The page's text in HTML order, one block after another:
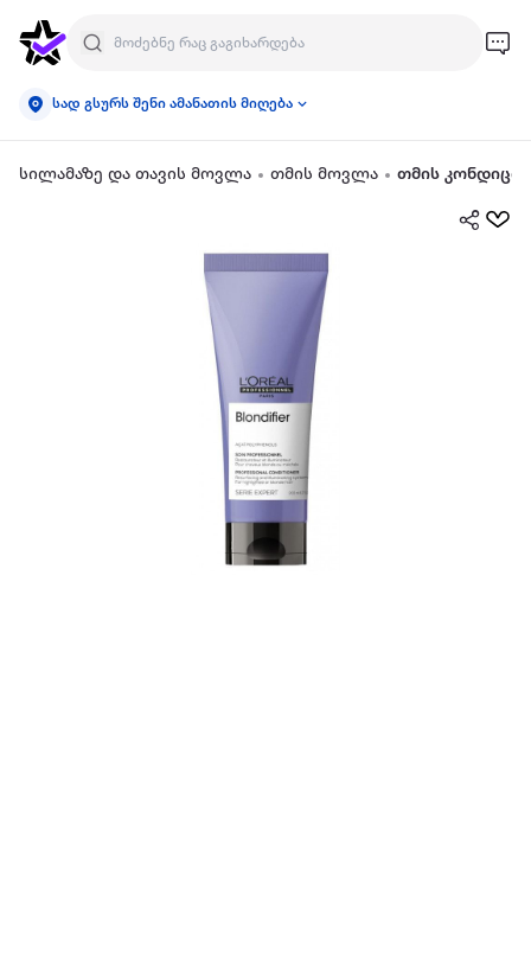
სად გსურს შენი ამანათის მიღება
სილამაზე და თავის მოვლა თმის მოვლა თმის